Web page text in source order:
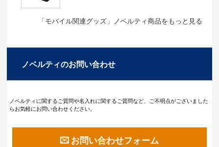
「モバイル関連グッズ」ノベルティ商品をもっと見る
ノベルティのお問い合わせ
ノベルティに関するご質問や名入れに関するご質問など、ご不明点がございました
らお気軽にお問い合わせください。
お問い合わせフォーム